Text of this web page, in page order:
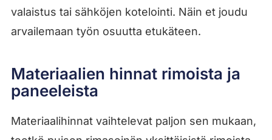
valaistus tai sähköjen kotelointi. Näin et joudu
arvailemaan työn osuutta etukäteen.
Materiaalien hinnat rimoista ja
paneeleista
Materiaalihinnat vaihtelevat paljon sen mukaan,